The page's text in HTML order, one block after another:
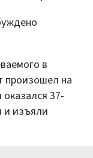
в
произошел на
37-
и изъяли